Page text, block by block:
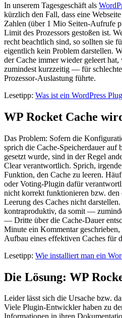
In unserem Tagesgeschäft als
kürzlich den Fall, dass eine
Zahlen (über 1 Mio Seiten-Aufrufe
Limit des Prozessors gestoßen ist.
recht beachtlich sind, so sollten sie
eigentlich kein Problem darstellen.
der Cache immer wieder geleert
zumindest kurzzeitig — für
Prozessor-Auslastung führte.
Lesetipp: Was ist ein WordPress
WP Rocket Cache
Das Problem: Sofern die
sprich die Cache-Speicherdauer auf
gesetzt wurde, sind in der Regel
Clear verantwortlich. Sprich,
Funktion, den Cache zu leeren.
oder Voting-Plugin dafür
nicht korrekt funktionieren bzw. den
Leerung des Caches nicht
kontraproduktiv, da somit —
— Dritte über die Cache-Dauer
Minute ein Kommentar
Aufbau eines effektiven Caches für
Lesetipp: Wie installiert man ein
Die Lösung: WP
Leider lässt sich die Ursache bzw.
Viele Plugin-Entwickler haben zu